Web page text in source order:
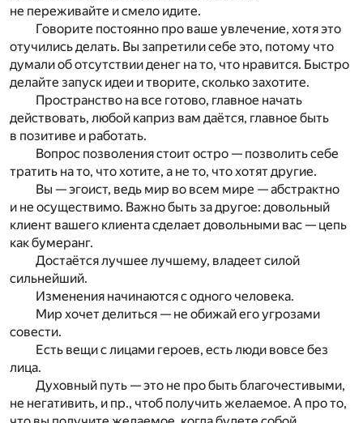
не переживайте и смело идите.
Говорите постоянно про ваше увлечение, хотя это
отучились делать. Вы запретили себе это, потому что
думали об отсутствии денег на то, что нравится. Быстро
делайте запуск идеи и творите, сколько захотите.
Пространство на все готово, главное начать
действовать, любой каприз вам даётся, главное быть
в позитиве и работать.
Вопрос позволения стоит остро — позволить себе
тратить на то, что хотите, а не то, что хотят другие.
Вы — эгоист, ведь мир во всем мире — абстрактно
и не осуществимо. Важно быть за другое: довольный
клиент вашего клиента сделает довольными вас — цепь
как бумеранг.
Достаётся лучшее лучшему, владеет силой
сильнейший.
Изменения начинаются с одного человека.
Мир хочет делиться — не обижай его угрозами
совести.
Есть вещи с лицами героев, есть люди вовсе без
лица.
Духовный путь — это не про быть благочестивыми,
не негативить, и пр., чтоб получить желаемое. А про то,